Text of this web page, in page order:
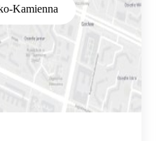
Kamienna